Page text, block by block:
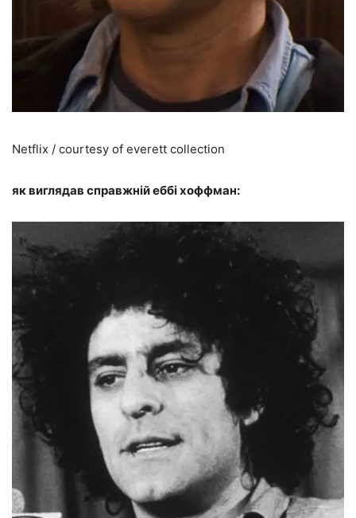
Netflix / courtesy of everett collection
як виглядав справжній еббі хоффман: